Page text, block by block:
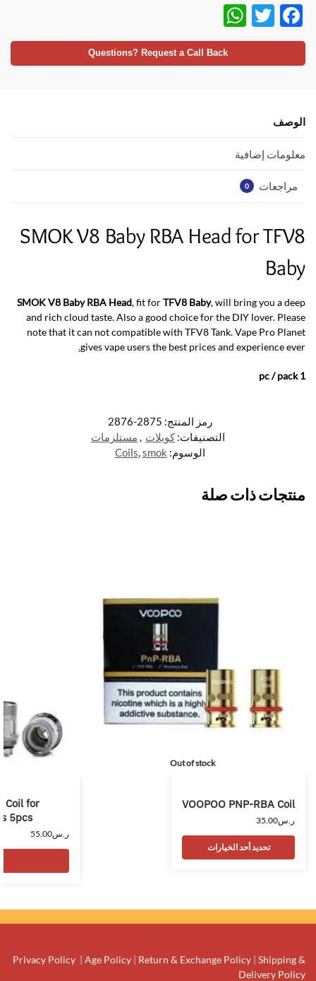
F
ac
e
o
k
T
w
itt
h
at
Questions? Request a Call Back
الوصف
معلومات إضافية
مراجعات 0
SMOK V8 Baby RBA Head for TFV8
Baby
SMOK V8 Baby RBA Head, fit forTFV8 Baby, will bring you a deep
and rich cloud taste. Also a good choice for the DIY lover. Please
note that it can not compatible with TFV8 Tank. Vape Pro Planet
gives vape users the best prices and experience ever
.
1 pc / pack
رمز المنتج: 2875-2876
التصنيفات:كويلات , مستلزمات
الوسوم:
Coils,smok
منتجات ذات صلة
Out of stock
VOOPOO PNP-RBA Coil
ر.س35.00
تحديد أحد الخيارات
Coil for
5pcs
ر.س55.00
Privacy Policy | Age Policy | Return & Exchange Policy | Shipping &
Delivery Policy